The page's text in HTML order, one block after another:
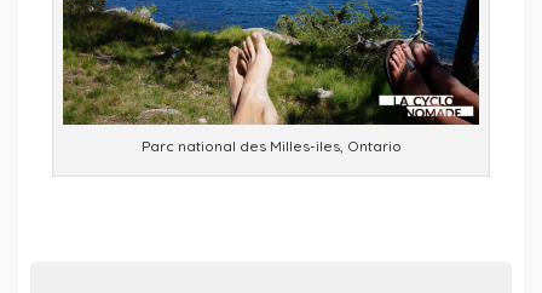
Parc national des Milles-iles, Ontario